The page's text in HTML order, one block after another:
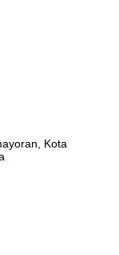
Kota